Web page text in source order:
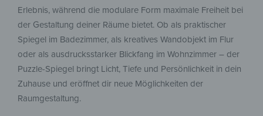
Erlebnis, während die modulare Form maximale Freiheit bei
der Gestaltung deiner Räume bietet. Ob als praktischer
Spiegel im Badezimmer, als kreatives Wandobjekt im Flur
oder als ausdrucksstarker Blickfang im Wohnzimmer – der
Puzzle-Spiegel bringt Licht, Tiefe und Persönlichkeit in dein
Zuhause und eröffnet dir neue Möglichkeiten der
Raumgestaltung.